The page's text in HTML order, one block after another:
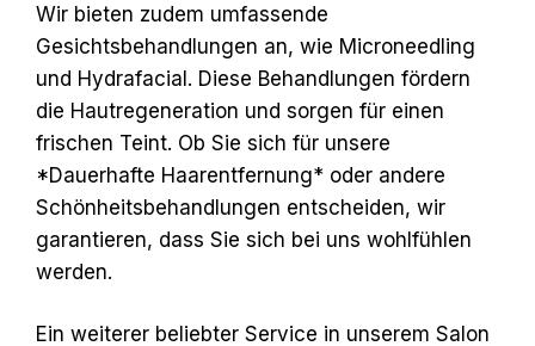
Wir bieten zudem umfassende
Gesichtsbehandlungen an, wie Microneedling
und Hydrafacial. Diese Behandlungen fördern
die Hautregeneration und sorgen für einen
frischen Teint. Ob Sie sich für unsere
*Dauerhafte Haarentfernung* oder andere
Schönheitsbehandlungen entscheiden, wir
garantieren, dass Sie sich bei uns wohlfühlen
werden.
Ein weiterer beliebter Service in unserem Salon